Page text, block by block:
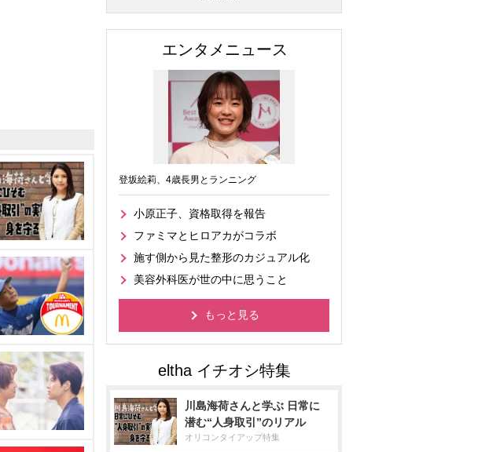
エンタメニュース
登坂絵莉、4歳長男とランニング
小原正子、資格取得を報告
ファミマとヒロアカがコラボ
施す側から見た整形のカジュアル化
美容外科医が世の中に思うこと
もっと見る
川島海荷さんと学ぶ 日常に
潜む“人身取引”のリアル
オリコンタイアップ特集